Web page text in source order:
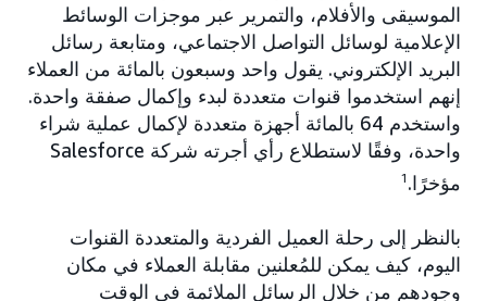
الموسيقى والأفلام، والتمرير عبر موجزات الوسائط
الإعلامية لوسائل التواصل الاجتماعي، ومتابعة رسائل
البريد الإلكتروني. يقول واحد وسبعون بالمائة من العملاء
إنهم استخدموا قنوات متعددة لبدء وإكمال صفقة واحدة.
واستخدم 64 بالمائة أجهزة متعددة لإكمال عملية شراء
واحدة، وفقًا لاستطلاع رأي أجرته شركة Salesforce
مؤخرًا. 1
بالنظر إلى رحلة العميل الفردية والمتعددة القنوات
اليوم، كيف يمكن للمُعلنين مقابلة العملاء في مكان
وجودهم من خلال الرسائل الملائمة في الوقت